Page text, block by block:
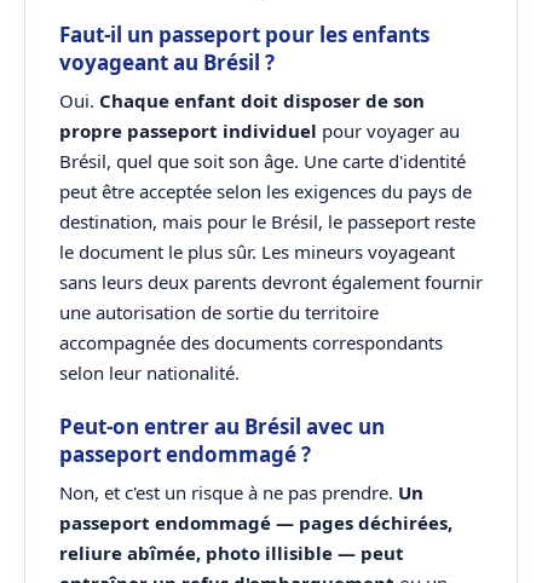
Faut-il un passeport pour les enfants
voyageant au Brésil ?
Oui. Chaque enfant doit disposer de son
propre passeport individuel pour voyager au
Brésil, quel que soit son âge. Une carte d'identité
peut être acceptée selon les exigences du pays de
destination, mais pour le Brésil, le passeport reste
le document le plus sûr. Les mineurs voyageant
sans leurs deux parents devront également fournir
une autorisation de sortie du territoire
accompagnée des documents correspondants
selon leur nationalité.
Peut-on entrer au Brésil avec un
passeport endommagé ?
Non, et c'est un risque à ne pas prendre. Un
passeport endommagé — pages déchirées,
reliure abîmée, photo illisible — peut